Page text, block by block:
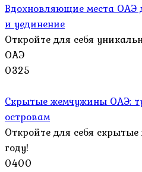
Вдохновляющие места ОАЭ
и уединение
Откройте для себя
ОАЭ
0325
Скрытые жемчужины ОАЭ:
островам
Откройте для себя
году!
0400